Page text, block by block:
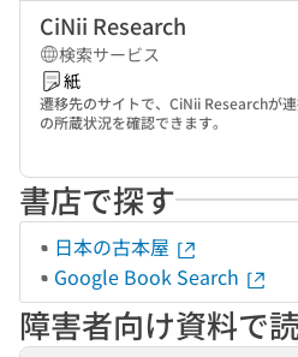
CiNii Research
検索サービス
紙
遷移先のサイトで、CiNii Researchが
の所蔵状況を確認できます。
書店で探す
日本の古本屋
Google Book Search
障害者向け資料で